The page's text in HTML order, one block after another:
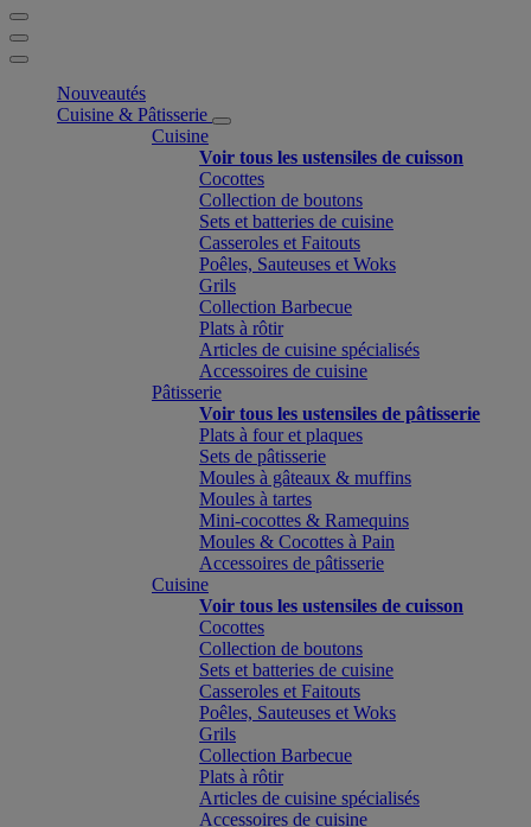
Nouveautés
Cuisine & Pâtisserie
Cuisine
Voir tous les ustensiles de cuisson
Cocottes
Collection de boutons
Sets et batteries de cuisine
Casseroles et Faitouts
Poêles, Sauteuses et Woks
Grils
Collection Barbecue
Plats à rôtir
Articles de cuisine spécialisés
Accessoires de cuisine
Pâtisserie
Voir tous les ustensiles de pâtisserie
Plats à four et plaques
Sets de pâtisserie
Moules à gâteaux & muffins
Moules à tartes
Mini-cocottes & Ramequins
Moules & Cocottes à Pain
Accessoires de pâtisserie
Cuisine
Voir tous les ustensiles de cuisson
Cocottes
Collection de boutons
Sets et batteries de cuisine
Casseroles et Faitouts
Poêles, Sauteuses et Woks
Grils
Collection Barbecue
Plats à rôtir
Articles de cuisine spécialisés
Accessoires de cuisine